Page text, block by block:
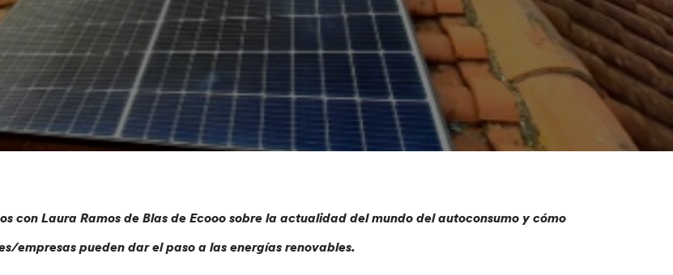
con Laura Ramos de Blas de Ecooo sobre la actualidad del mundo del autoconsumo y cómo
empresas pueden dar el paso a las energías renovables.